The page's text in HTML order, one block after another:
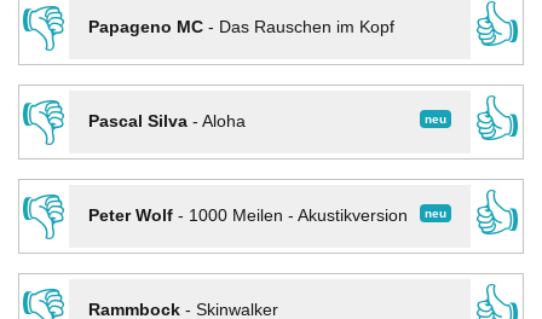
👎
Papageno MC- Das Rauschen im Kopf
👍
👎
neu
Pascal Silva- Aloha
👍
👎
neu
Peter Wolf- 1000 Meilen - Akustikversion
👍
Rammbock- Skinwalker